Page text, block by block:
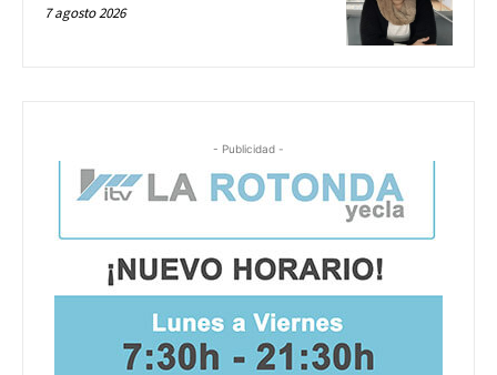
7 agosto 2026
- Publicidad -